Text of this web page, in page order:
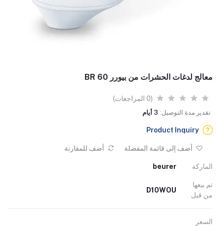
معالج لدغات الحشرات من بيورر BR 60
(0 المراجعات)
تقدير مدة التوصيل: 3 أيام
Product Inquiry
أضف إلى قائمة المفضلة أضف للمقارنة
الماركة beurer
تم بيعها
من قبل
D10WOU
السعر